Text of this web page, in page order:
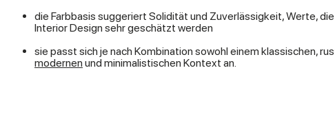
die Farbbasis suggeriert Solidität und Zuverlässigkeit, Werte,
Interior Design sehr geschätzt werden
sie passt sich je nach Kombination sowohl einem klassischen,
modernen und minimalistischen Kontext an.